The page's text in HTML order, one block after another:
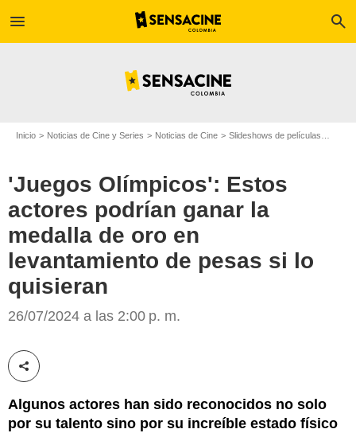
menu search
Inicio Noticias de Cine y Series Noticias de Cine Slideshows de películas
'Juegos Olímpicos': Estos
actores podrían ganar la
medalla de oro en
levantamiento de pesas si lo
quisieran
26/07/2024 a las 2:00 p. m.
Compartir esta noticia
Algunos actores han sido reconocidos no solo
por su talento sino por su increíble estado físico